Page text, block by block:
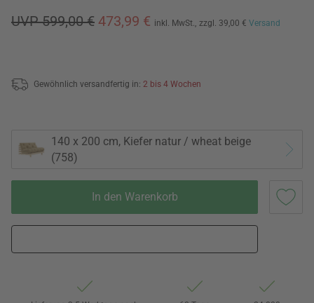
UVP 599,00 € 473,99 € inkl. MwSt., zzgl. 39,00 € Versand
Gewöhnlich versandfertig in: 2 bis 4 Wochen
140 x 200 cm, Kiefer natur / wheat beige
(758)
In den Warenkorb